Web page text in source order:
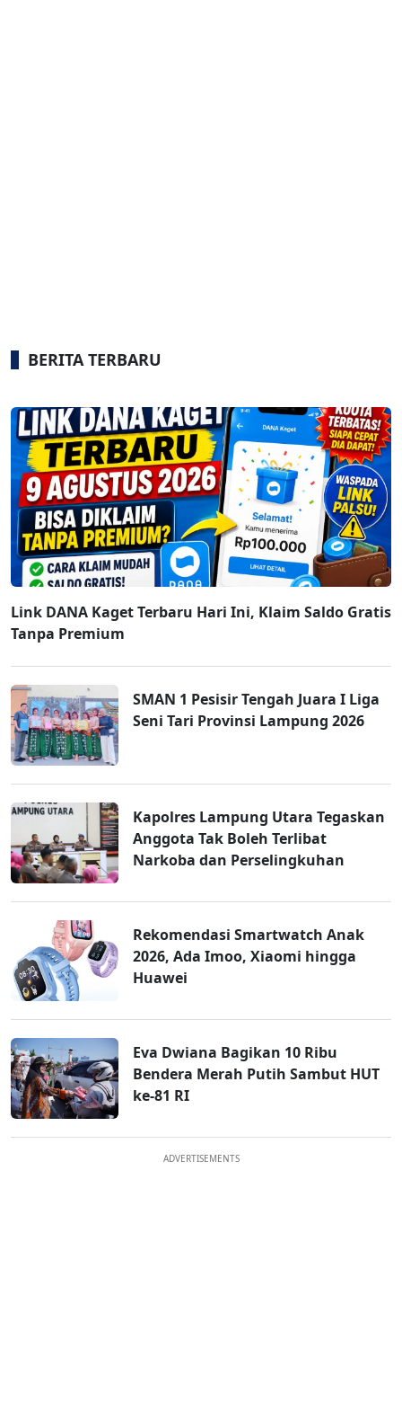
BERITA TERBARU
Link DANA Kaget Terbaru Hari Ini, Klaim Saldo Gratis
Tanpa Premium
SMAN 1 Pesisir Tengah Juara I Liga
Seni Tari Provinsi Lampung 2026
Kapolres Lampung Utara Tegaskan
Anggota Tak Boleh Terlibat
Narkoba dan Perselingkuhan
Rekomendasi Smartwatch Anak
2026, Ada Imoo, Xiaomi hingga
Huawei
Eva Dwiana Bagikan 10 Ribu
Bendera Merah Putih Sambut HUT
ke-81 RI
ADVERTISEMENTS